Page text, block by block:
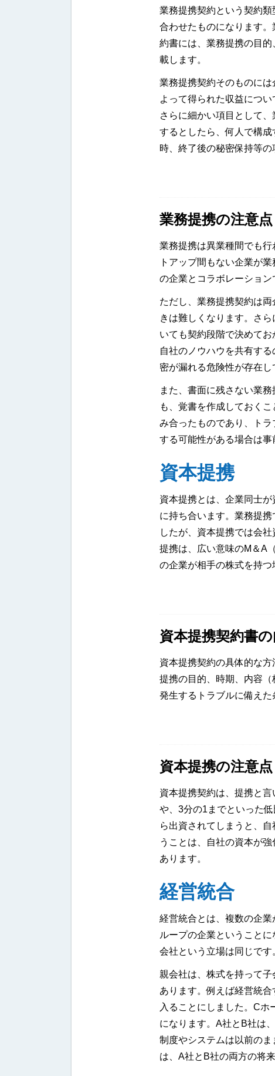
業務提携契約という契約
合わせたものになります
約書には、業務提携の目
載します。
業務提携契約そのものに
よって得られた収益につ
さらに細かい項目として
するとしたら、何人で構
時、終了後の秘密保持等の
業務提携の注意点
業務提携は異業種間でも
トアップ間もない企業が
の企業とコラボレーション
ただし、業務提携契約は
きは難しくなります。さ
いても契約段階で決めてお
自社のノウハウを共有す
密が漏れる危険性が存在し
また、書面に残さない業
も、覚書を作成しておく
み合ったものであり、ト
する可能性がある場合は事
資本提携
資本提携とは、企業同士
に持ち合います。業務提
したが、資本提携では会
提携は、広い意味のM＆A
の企業が相手の株式を持つ
資本提携契約書
資本提携契約の具体的な
提携の目的、時期、内容
発生するトラブルに備えた
資本提携の注意点
資本提携契約は、提携と
や、3分の1までといった
ら出資されてしまうと、
うことは、自社の資本が
あります。
経営統合
経営統合とは、複数の企
ループの企業ということ
会社という立場は同じで
親会社は、株式を持って
あります。例えば経営統
入ることにしました。Cホ
になります。A社とB社は
制度やシステムは以前の
は、A社とB社の両方の将